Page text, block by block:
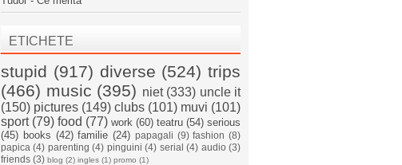
ETICHETE
stupid (917) diverse (524) trips
(466) music (395) niet (333) uncle it
(150) pictures (149) clubs (101) muvi (101)
sport (79) food (77) work (60) teatru (54) serious
(45) books (42) familie (24) papagali (9) fashion (8)
papica (4) parenting (4) pinguini (4) serial (4) audio (3)
friends (3) blog (2) ingles (1) promo (1)